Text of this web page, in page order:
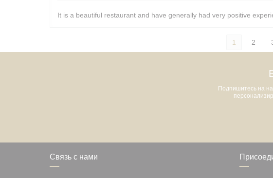
It is a beautiful restaurant and have generally had very positive
1 2
Подпишитесь на
Связь с нами